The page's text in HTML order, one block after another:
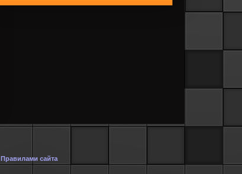
Правилами сайта